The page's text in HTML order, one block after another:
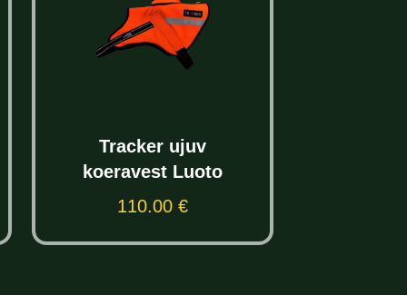
Tracker ujuv
koeravest Luoto
110.00 €